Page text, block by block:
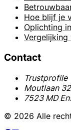
Hoe blijf je
Oplichting
Vergelijking
Contact
Trustprofile
Moutlaan 32
7523 MD
© 2026 Alle